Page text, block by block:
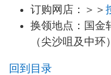
订购网店：＞＞
换领地点：国金
（尖沙咀及中环）
回到目录